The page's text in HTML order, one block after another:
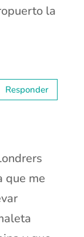
la
Responder
que me